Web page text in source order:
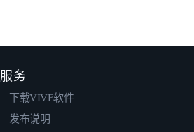
服务
下载VIVE软件
发布说明